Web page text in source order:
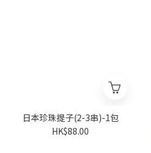
日本珍珠提子(2-3串)-1包
HK$88.00